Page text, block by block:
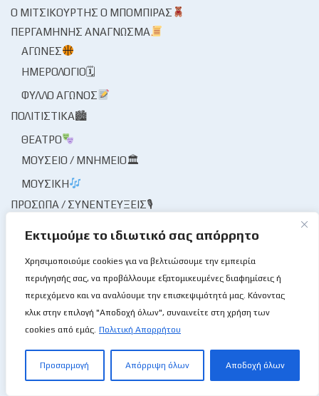
Εκτιμούμε το ιδιωτικό σας απόρρητο
Χρησιμοποιούμε cookies για να βελτιώσουμε την εμπειρία
περιήγησής σας, να προβάλλουμε εξατομικευμένες διαφημίσεις ή
περιεχόμενο και να αναλύουμε την επισκεψιμότητά μας. Κάνοντας
κλικ στην επιλογή "Αποδοχή όλων", συναινείτε στη χρήση των
cookies από εμάς. Πολιτική Απορρήτου
Προσαρμογή Απόρριψη όλων Αποδοχή όλων
Ο ΜΙΤΣΙΚΟΥΡΤΉΣ Ο ΜΠΌΜΠΙΡΑΣ
ΠΕΡΓΑΜΗΝΉΣ ΑΝΆΓΝΩΣΜΑ
ΑΓΏΝΕΣ
ΗΜΕΡΟΛΌΓΙΟ🗓
ΦΎΛΛΟ ΑΓΏΝΟΣ
ΠΟΛΙΤΙΣΤΙΚΆ🏙
ΘΈΑΤΡΟ
ΜΟΥΣΕΊΟ / ΜΝΗΜΕΊΟ🏛
ΜΟΥΣΙΚΉ
ΠΡΌΣΩΠΑ / ΣΥΝΕΝΤΕΎΞΕΙΣ🎙
ΤΟ ΜΠΆΣΚΕΤ ΜΟΥ ΤΟ ΛΛΊΟΝ
ΦΑΚΌΣ / ΜΑΓΝΗΤΟΣΚΌΠΙΟ
ΦΟΡΕΊΣ ΑΘΛΗΤΙΣΜΟΎ
ΦΟΡΕΊΣ ΚΑΛΑΘΌΣΦΑΙΡΑΣ
ΔΙΑΙΤΗΣΊΑ
ΚΟΜΙΣΆΡΙΟΙ